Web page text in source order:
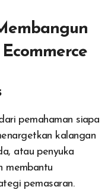
pemahaman siapa
kalangan
atau penyuka
membantu
pemasaran.